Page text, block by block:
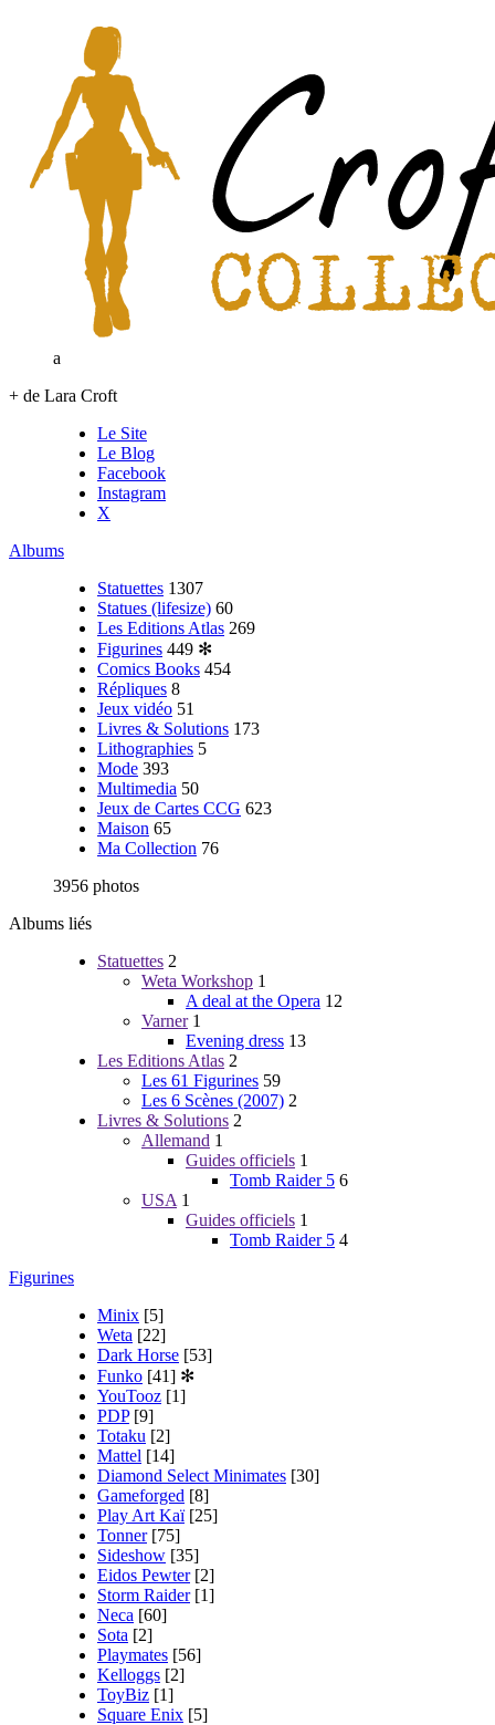
a
+ de Lara Croft
Le Site
Le Blog
Facebook
Instagram
X
Albums
Statuettes 1307
Statues (lifesize) 60
Les Editions Atlas 269
Figurines 449 ✻
Comics Books 454
Répliques 8
Jeux vidéo 51
Livres & Solutions 173
Lithographies 5
Mode 393
Multimedia 50
Jeux de Cartes CCG 623
Maison 65
Ma Collection 76
3956 photos
Albums liés
Statuettes 2
Weta Workshop 1
A deal at the Opera 12
Varner 1
Evening dress 13
Les Editions Atlas 2
Les 61 Figurines 59
Les 6 Scènes (2007) 2
Livres & Solutions 2
Allemand 1
Guides officiels 1
Tomb Raider 5 6
USA 1
Guides officiels 1
Tomb Raider 5 4
Figurines
Minix [5]
Weta [22]
Dark Horse [53]
Funko [41] ✻
YouTooz [1]
PDP [9]
Totaku [2]
Mattel [14]
Diamond Select Minimates [30]
Gameforged [8]
Play Art Kaï [25]
Tonner [75]
Sideshow [35]
Eidos Pewter [2]
Storm Raider [1]
Neca [60]
Sota [2]
Playmates [56]
Kelloggs [2]
ToyBiz [1]
Square Enix [5]